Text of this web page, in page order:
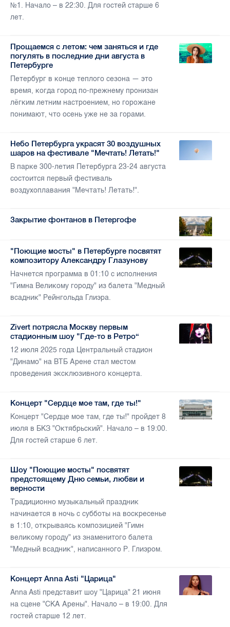
№1. Начало – в 22:30. Для гостей старше 6
лет.
Прощаемся с летом: чем заняться и где
погулять в последние дни августа в
Петербурге
Петербург в конце теплого сезона — это
время, когда город по-прежнему пронизан
лёгким летним настроением, но горожане
понимают, что осень уже не за горами.
Небо Петербурга украсят 30 воздушных
шаров на фестивале "Мечтать! Летать!"
В парке 300-летия Петербурга 23-24 августа
состоится первый фестиваль
воздухоплавания "Мечтать! Летать!".
Закрытие фонтанов в Петергофе
"Поющие мосты" в Петербурге посвятят
композитору Александру Глазунову
Начнется программа в 01:10 с исполнения
"Гимна Великому городу" из балета "Медный
всадник" Рейнгольда Глиэра.
Zivert потрясла Москву первым
стадионным шоу "Где-то в Ретро“
12 июля 2025 года Центральный стадион
"Динамо" на ВТБ Арене стал местом
проведения эксклюзивного концерта.
Концерт "Сердце мое там, где ты!"
Концерт "Сердце мое там, где ты!" пройдет 8
июля в БКЗ "Октябрьский". Начало – в 19:00.
Для гостей старше 6 лет.
Шоу "Поющие мосты" посвятят
предстоящему Дню семьи, любви и
верности
Традиционно музыкальный праздник
начинается в ночь с субботы на воскресенье
в 1:10, открываясь композицией "Гимн
великому городу" из знаменитого балета
"Медный всадник", написанного Р. Глиэром.
Концерт Anna Asti "Царица"
Anna Asti представит шоу "Царица" 21 июня
на сцене "СКА Арены". Начало – в 19:00. Для
гостей старше 12 лет.